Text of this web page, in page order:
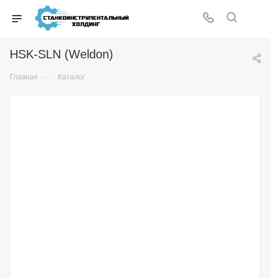
HSK-SLN (Weldon)
Главная — Каталог